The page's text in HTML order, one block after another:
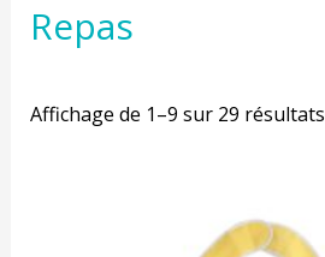
Repas
Affichage de 1–9 sur 29 résultats